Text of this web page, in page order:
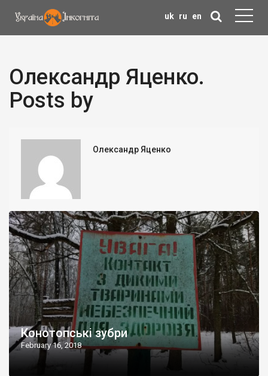
uk ru en
Олександр Яценко.
Posts by
Олександр Яценко
Конотопські зубри
February 16, 2018